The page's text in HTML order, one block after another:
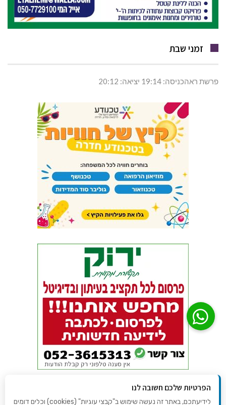
זמני שבת
פרשת ראהכניסה: 19:14 יציאה: 20:12
הפרטיות שלכם חשובה לנו
לידיעתכם, באתר זה נעשה שימוש ב"קבצי עוגיות" (cookies) וכלים דומים